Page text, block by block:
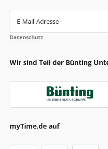
E-Mail-Adresse
Datenschutz
Wir sind Teil der Bünting
myTime.de auf